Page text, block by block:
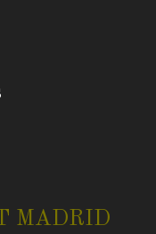
MADRID